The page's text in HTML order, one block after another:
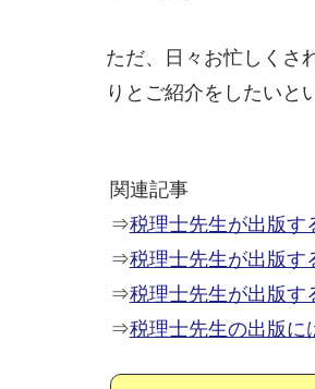
ただ、日々お忙しくさ
りとご紹介をしたいと
関連記事
⇒税理士先生が出版す
⇒税理士先生が出版す
⇒税理士先生が出版す
⇒税理士先生の出版に